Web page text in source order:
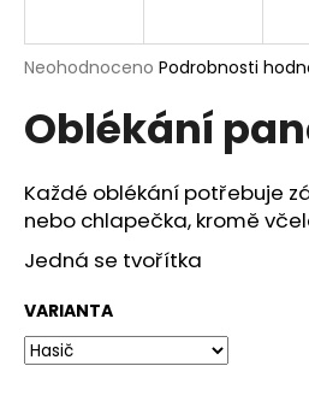
Průměrné
produktu
je
z
5
hvězdiček.
Neohodnoceno Podrobnosti
Oblékání
Každé oblékání potřebuje
nebo chlapečka, kromě
Jedná se tvořítka
VARIANTA
j
t
?